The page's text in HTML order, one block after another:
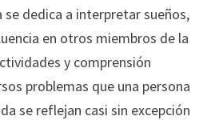
dedica a interpretar sueños,
en otros miembros de la
y comprensión
problemas que una persona
se reflejan casi sin excepción